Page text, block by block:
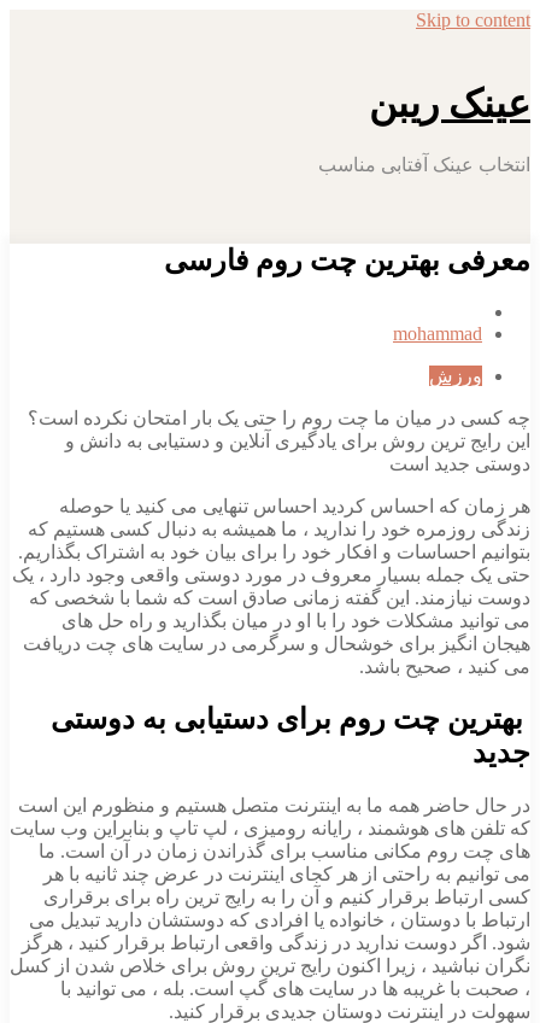
Skip to
ریبن
عینک آفتابی مناسب
بهترین چت روم فارسی
در میان ما چت روم را حتی یک بار امتحان نکرده است؟
ترین روش برای یادگیری آنلاین و دستیابی به دانش و
جدید است
که احساس کردید احساس تنهایی می کنید یا حوصله
خود را ندارید ، ما همیشه به دنبال کسی هستیم که
احساسات و افکار خود را برای بیان خود به اشتراک بگذاریم.
جمله بسیار معروف در مورد دوستی واقعی وجود دارد ، یک
این گفته زمانی صادق است که شما با شخصی که
مشکلات خود را با او در میان بگذارید و راه حل های
انگیز برای خوشحال و سرگرمی در سایت های چت دریافت
، صحیح باشد.
چت روم برای دستیابی به دوستی
حاضر همه ما به اینترنت متصل هستیم و منظورم این است
های هوشمند ، رایانه رومیزی ، لپ تاپ و بنابراین وب سایت
روم مکانی مناسب برای گذراندن زمان در آن است. ما
به راحتی از هر کجای اینترنت در عرض چند ثانیه با هر
برقرار کنیم و آن را به رایج ترین راه برای برقراری
با دوستان ، خانواده یا افرادی که دوستشان دارید تبدیل می
دوست ندارید در زندگی واقعی ارتباط برقرار کنید ، هرگز
، زیرا اکنون رایج ترین روش برای خلاص شدن از کسل
با غریبه ها در سایت های گپ است. بله ، می توانید با
اینترنت دوستان جدیدی برقرار کنید.